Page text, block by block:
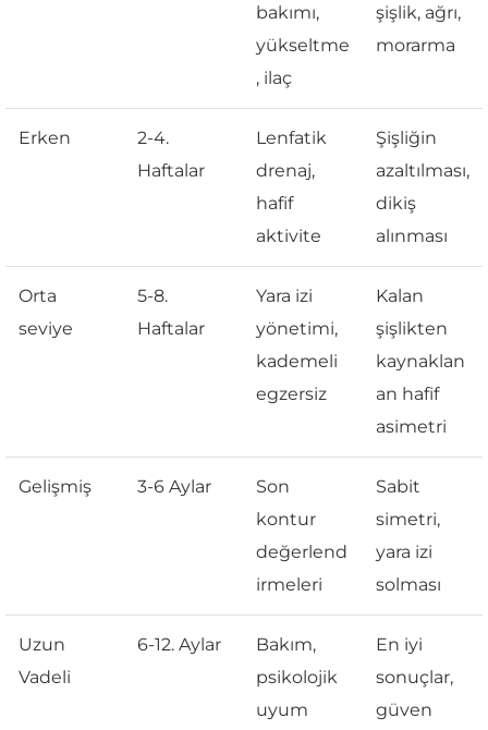
bakımı,
yükseltme
, ilaç
şişlik, ağrı,
morarma
Erken
2-4.
Haftalar
Lenfatik
drenaj,
hafif
aktivite
Şişliğin
azaltılması,
dikiş
alınması
Orta
seviye
5-8.
Haftalar
Yara izi
yönetimi,
kademeli
egzersiz
Kalan
şişlikten
kaynaklan
an hafif
asimetri
Gelişmiş 3-6 Aylar
Son
kontur
değerlend
irmeleri
Sabit
simetri,
yara izi
solması
Uzun
Vadeli
6-12. Aylar
Bakım,
psikolojik
uyum
En iyi
sonuçlar,
güven